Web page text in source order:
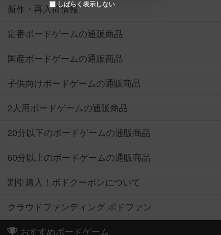
しばらく表示しない
新作・再入荷情報
定番ボードゲームの通販商品
国産ボードゲームの通販商品
子供向けボードゲームの通販商品
2人用ボードゲームの通販商品
20分以下のボードゲームの通販商品
60分以上のボードゲームの通販商品
割引購入！ボドクーポンについて
クラウドファンディング ボドファン
おすすめボードゲーム